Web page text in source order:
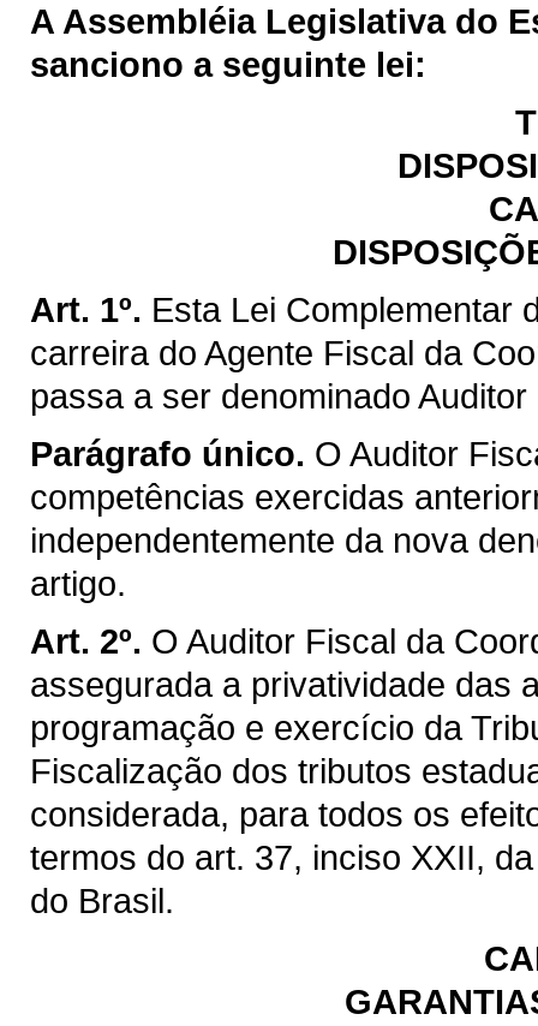
A Assembléia Legislativa do
sanciono a seguinte lei:
Art. 1º. Esta Lei Complementar
carreira do Agente Fiscal da
passa a ser denominado Auditor
Parágrafo único. O Auditor
competências exercidas
independentemente da nova
artigo.
Art. 2º. O Auditor Fiscal da
assegurada a privatividade das
programação e exercício da
Fiscalização dos tributos
considerada, para todos os
termos do art. 37, inciso XXII,
do Brasil.